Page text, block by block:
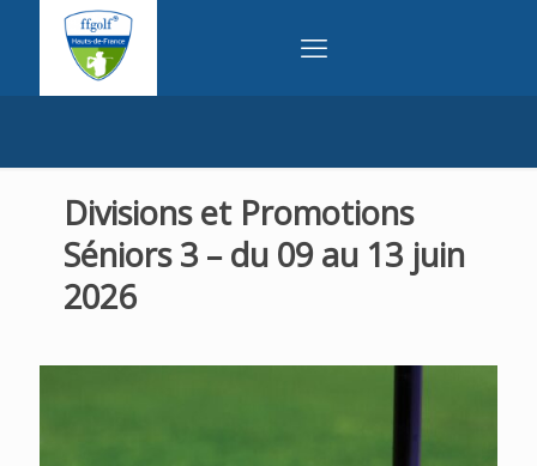
Divisions et Promotions
Séniors 3 – du 09 au 13 juin
2026